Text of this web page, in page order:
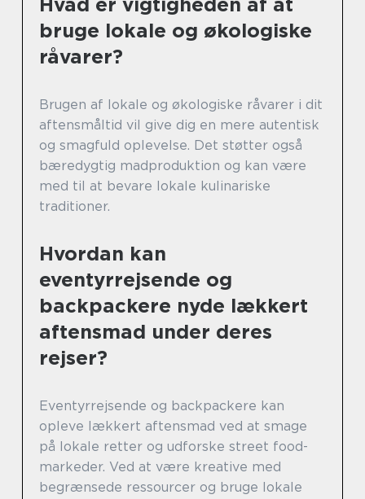
Hvad er vigtigheden af at
bruge lokale og økologiske
råvarer?
Brugen af lokale og økologiske råvarer i dit
aftensmåltid vil give dig en mere autentisk
og smagfuld oplevelse. Det støtter også
bæredygtig madproduktion og kan være
med til at bevare lokale kulinariske
traditioner.
Hvordan kan
eventyrrejsende og
backpackere nyde lækkert
aftensmad under deres
rejser?
Eventyrrejsende og backpackere kan
opleve lækkert aftensmad ved at smage
på lokale retter og udforske street food-
markeder. Ved at være kreative med
begrænsede ressourcer og bruge lokale